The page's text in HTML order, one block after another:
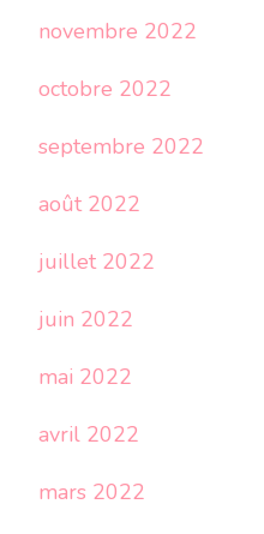
novembre 2022
octobre 2022
septembre 2022
août 2022
juillet 2022
juin 2022
mai 2022
avril 2022
mars 2022